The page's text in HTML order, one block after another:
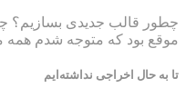
چطور قالب جدیدی بسازیم؟
موقع بود که متوجه شدم همه
تا به حال اخراجی نداشته‌ایم